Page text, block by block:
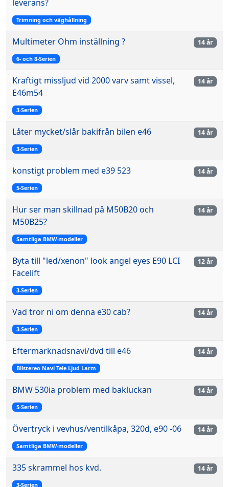
leverans?
Trimning och väghållning
Multimeter Ohm inställning ?
6- och 8-Serien
14 år
Kraftigt missljud vid 2000 varv samt vissel,
E46m54
3-Serien
14 år
Låter mycket/slår bakifrån bilen e46
3-Serien
14 år
konstigt problem med e39 523
5-Serien
14 år
Hur ser man skillnad på M50B20 och
M50B25?
Samtliga BMW-modeller
14 år
Byta till "led/xenon" look angel eyes E90 LCI
Facelift
3-Serien
12 år
Vad tror ni om denna e30 cab?
3-Serien
14 år
Eftermarknadsnavi/dvd till e46
Bilstereo Navi Tele Ljud Larm
14 år
BMW 530ia problem med bakluckan
5-Serien
14 år
Övertryck i vevhus/ventilkåpa, 320d, e90 -06
Samtliga BMW-modeller
14 år
335 skrammel hos kvd.
3-Serien
14 år